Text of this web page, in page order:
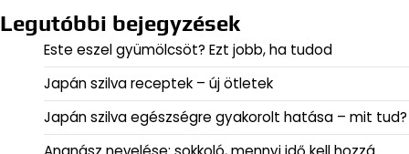
Legutóbbi bejegyzések
Este eszel gyümölcsöt? Ezt jobb, ha tudod
Japán szilva receptek – új ötletek
Japán szilva egészségre gyakorolt hatása – mit tud?